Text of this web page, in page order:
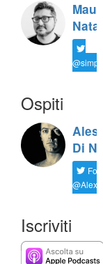
Natali
Ospiti
Di
Iscriviti